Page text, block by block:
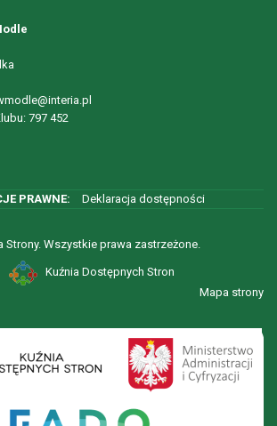
797 452
Deklaracja dostępności
Strony. Wszystkie prawa zastrzeżone.
Kuźnia Dostępnych Stron
Mapa strony